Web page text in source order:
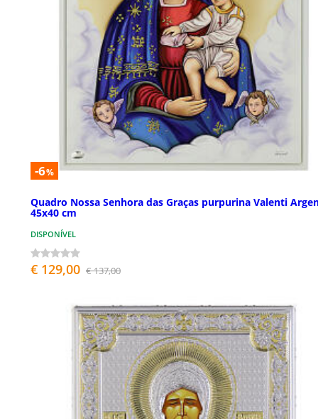
-6%
Quadro Nossa Senhora das Graças purpurina Valenti
45x40 cm
DISPONÍVEL
€ 129,00 € 137,00